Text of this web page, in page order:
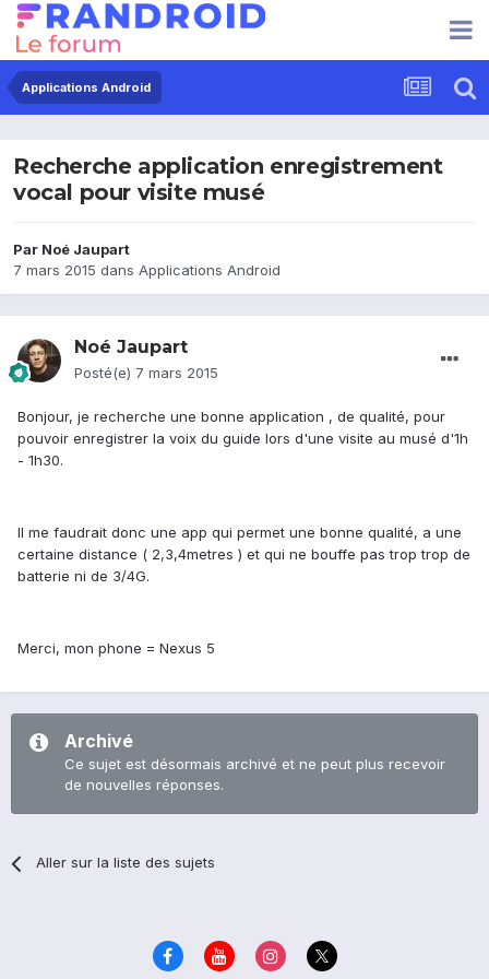
Applications Android
Recherche application enregistrement
vocal pour visite musé
Par Noé Jaupart
7 mars 2015 dans Applications Android
Noé Jaupart
Posté(e) 7 mars 2015
Bonjour, je recherche une bonne application , de qualité, pour
pouvoir enregistrer la voix du guide lors d'une visite au musé d'1h
- 1h30.
Il me faudrait donc une app qui permet une bonne qualité, a une
certaine distance ( 2,3,4metres ) et qui ne bouffe pas trop trop de
batterie ni de 3/4G.
Merci, mon phone = Nexus 5
Archivé
Ce sujet est désormais archivé et ne peut plus recevoir
de nouvelles réponses.
Aller sur la liste des sujets